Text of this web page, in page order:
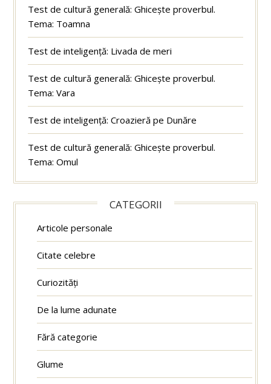
Test de cultură generală: Ghicește proverbul.
Tema: Toamna
Test de inteligență: Livada de meri
Test de cultură generală: Ghicește proverbul.
Tema: Vara
Test de inteligență: Croazieră pe Dunăre
Test de cultură generală: Ghicește proverbul.
Tema: Omul
CATEGORII
Articole personale
Citate celebre
Curiozități
De la lume adunate
Fără categorie
Glume